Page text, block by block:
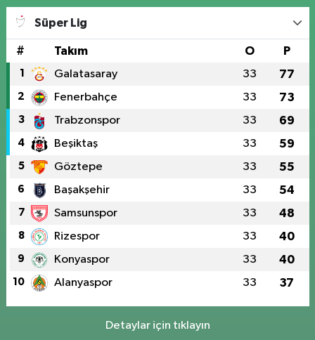
Süper Lig
# Takım O P
1 Galatasaray 33 77
2 Fenerbahçe 33 73
3 Trabzonspor 33 69
4 Beşiktaş 33 59
5 Göztepe 33 55
6 Başakşehir 33 54
7 Samsunspor 33 48
8 Rizespor 33 40
9 Konyaspor 33 40
10 Alanyaspor 33 37
Detaylar için tıklayın